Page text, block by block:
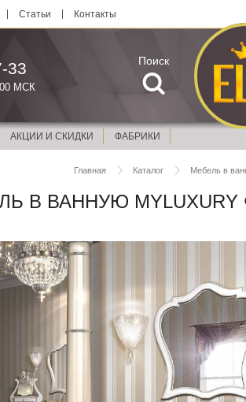
Статьи Контакты
33
МСК
Поиск
АКЦИИ И СКИДКИ ФАБРИКИ
Главная Каталог Мебель в
В ВАННУЮ MYLUXURY